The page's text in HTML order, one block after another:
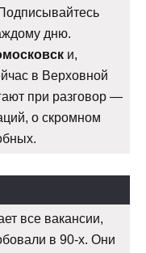
дню.
и,
в Верховной
при разговор —
о скромном
все вакансии,
в 90-х. Они